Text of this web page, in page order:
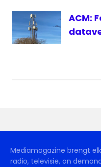
ACM:
Mediamagazine brengt
radio, televisie, on